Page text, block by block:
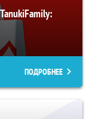
ПОДРОБНЕЕ